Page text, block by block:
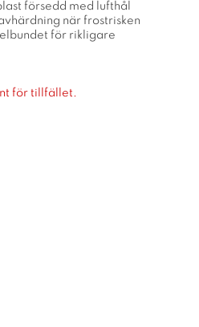
försedd med lufthål
när frostrisken
för rikligare
för tillfället.